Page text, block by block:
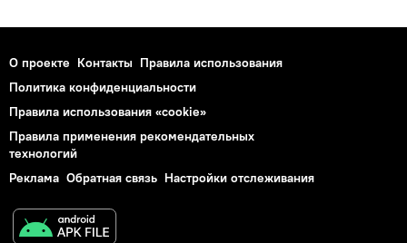
О проекте Контакты Правила использования
Политика конфиденциальности
Правила использования «cookie»
Правила применения рекомендательных
технологий
Реклама Обратная связь Настройки отслеживания